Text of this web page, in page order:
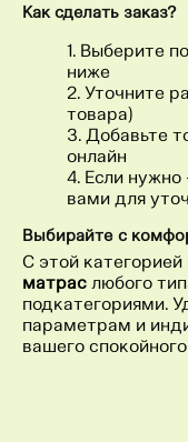
Как сделать заказ?
Выберите
ниже
Уточните
товара)
Добавьте
онлайн
Если
вами для
Выбирайте с
С этой
матрас любого
подкатегориями.
параметрам и
вашего